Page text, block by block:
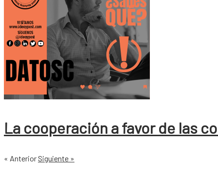
La cooperación a favor de las
« Anterior Siguiente »